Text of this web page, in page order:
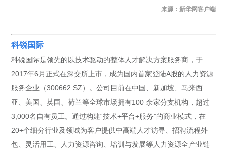
来源：新华网客户端
科锐国际
科锐国际是领先的以技术驱动的整体人才解决方案服务商，于
2017年6月正式在深交所上市，成为国内首家登陆A股的人力资源
服务企业（300662.SZ）。公司目前在中国、新加坡、马来西
亚、美国、英国、荷兰等全球市场拥有100 余家分支机构，超过
3,000名自有员工。通过构建“技术+平台+服务”的商业模式，在
20+个细分行业及领域为客户提供中高端人才访寻、招聘流程外
包、灵活用工、人力资源咨询、培训与发展等人力资源全产业链